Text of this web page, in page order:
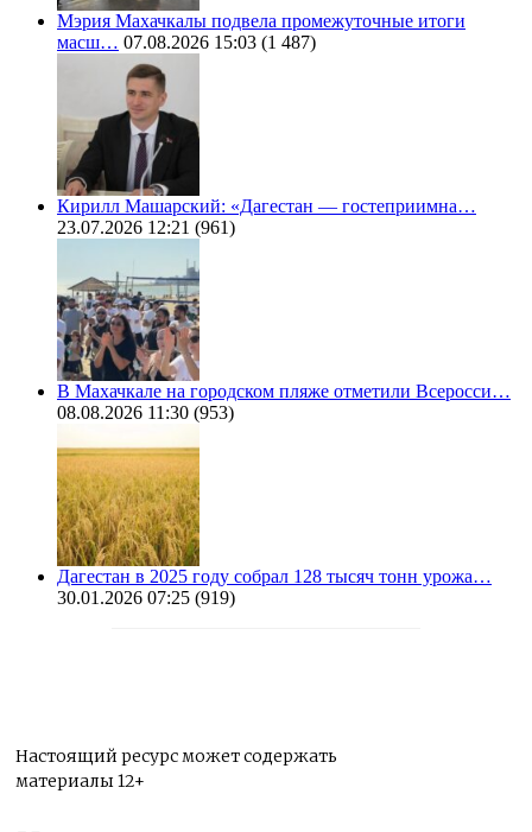
Мэрия Махачкалы подвела промежуточные итоги
масш… 07.08.2026 15:03 (1 487)
Кирилл Машарский: «Дагестан — гостеприимна…
23.07.2026 12:21 (961)
В Махачкале на городском пляже отметили Всеросси…
08.08.2026 11:30 (953)
Дагестан в 2025 году собрал 128 тысяч тонн урожа…
30.01.2026 07:25 (919)
Настоящий ресурс может содержать
материалы 12+